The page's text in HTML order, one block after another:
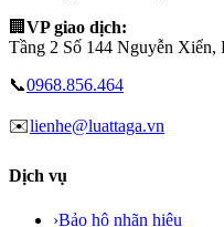
🏢 VP giao dịch:
Tầng 2 Số 144 Nguyễn
📞0968.856.464
✉️lienhe@luattaga.vn
Dịch vụ
›Bảo hộ nhãn hiệu